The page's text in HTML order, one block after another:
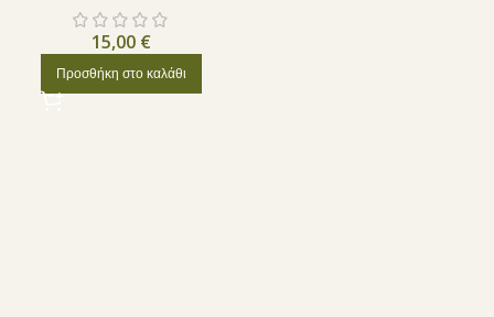
15,00 €
Προσθήκη στο καλάθι